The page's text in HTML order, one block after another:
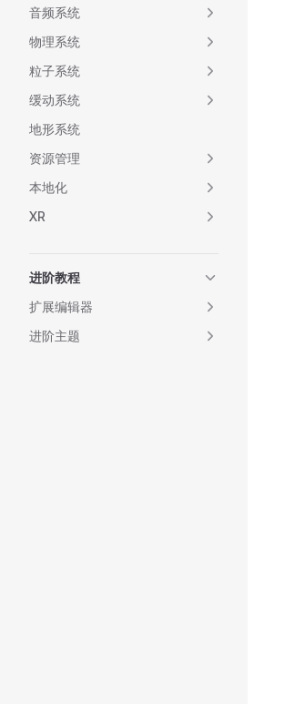
音频系统
物理系统
粒子系统
缓动系统
地形系统
资源管理
本地化
XR
进阶教程
扩展编辑器
进阶主题